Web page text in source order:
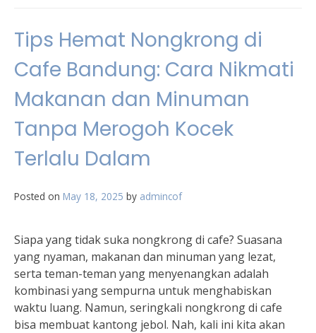
Tips Hemat Nongkrong di
Cafe Bandung: Cara Nikmati
Makanan dan Minuman
Tanpa Merogoh Kocek
Terlalu Dalam
Posted on May 18, 2025 by admincof
Siapa yang tidak suka nongkrong di cafe? Suasana
yang nyaman, makanan dan minuman yang lezat,
serta teman-teman yang menyenangkan adalah
kombinasi yang sempurna untuk menghabiskan
waktu luang. Namun, seringkali nongkrong di cafe
bisa membuat kantong jebol. Nah, kali ini kita akan